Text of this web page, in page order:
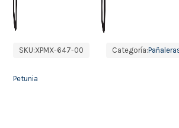
SKU:XPMX-647-00 Categoría:
Petunia